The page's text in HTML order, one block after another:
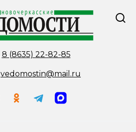
8 (8635) 22-82-85
vedomostin@mail.ru